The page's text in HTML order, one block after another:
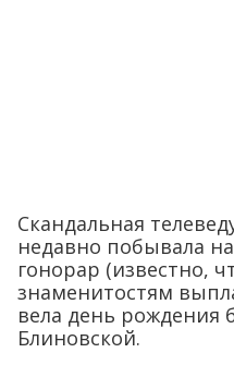
Скандальная
недавно побывала
гонорар (известно,
знаменитостям
вела день рождения
Блиновской.